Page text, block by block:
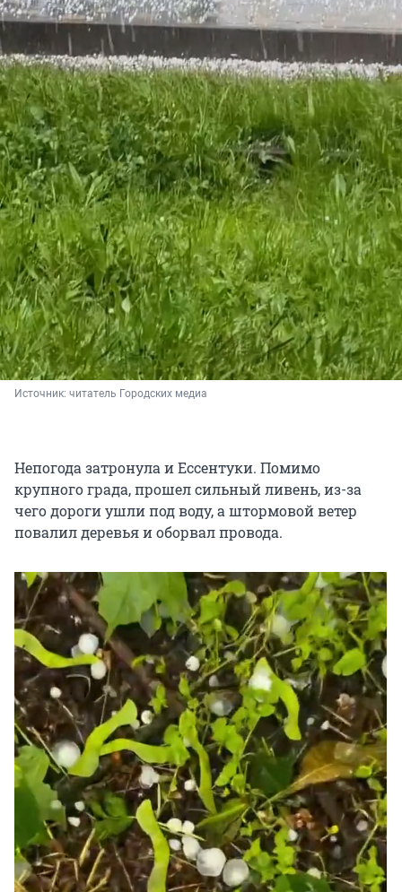
Источник: читатель Городских медиа
Непогода затронула и Ессентуки. Помимо
крупного града, прошел сильный ливень, из-за
чего дороги ушли под воду, а штормовой ветер
повалил деревья и оборвал провода.